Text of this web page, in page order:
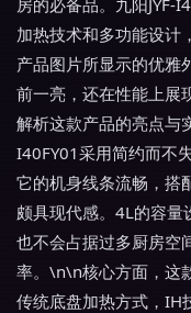
房的必备品。九阳JYF-
加热技术和多功能设计
产品图片所显示的优雅
前一亮，还在性能上展
解析这款产品的亮点与
I40FY01采用简约而不
它的机身线条流畅，搭
颇具现代感。4L的容
也不会占据过多厨房空
率。\n\n核心方面，这
传统底盘加热方式，IH